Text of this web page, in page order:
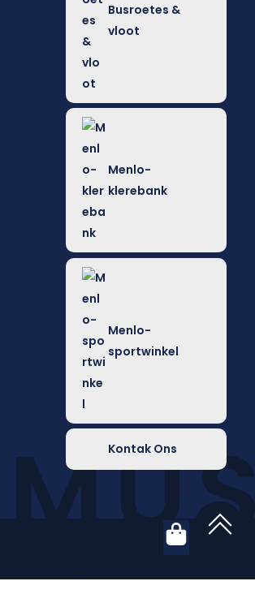
Busroetes &
vloot
Menlo-
klerebank
Menlo-
sportwinkel
Kontak Ons